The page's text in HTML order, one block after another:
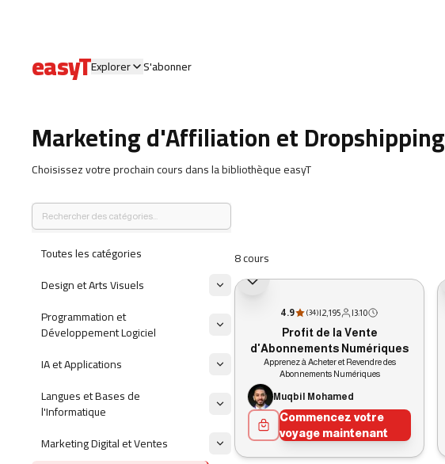
easyTExplorer S'abonner
Marketing d'Affiliation et Dropshipping
Choisissez votre prochain cours dans la bibliothèque easyT
Toutes les catégories
Design et Arts Visuels
Programmation et
Développement Logiciel
IA et Applications
Langues et Bases de
l'Informatique
Marketing Digital et Ventes
8 cours
4.9 (34)|2,195 |3:10
Profit de la Vente
d'Abonnements Numériques
Apprenez à Acheter et Revendre des
Abonnements Numériques
Muqbil Mohamed
Commencez votre
voyage maintenant